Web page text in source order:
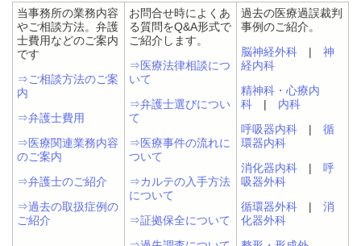
当事務所の業務内容
やご相談方法。弁護
士費用などのご案内
です
⇒ご相談方法のご案
内
⇒弁護士費用
⇒医療関連業務内容
のご案内
⇒弁護士のご紹介
⇒過去の取扱症例の
ご紹介
お問合せ時によくあ
る質問をQ&A形式で
ご紹介します。
⇒医療法律相談につ
いて
⇒弁護士選びについ
て
⇒医療事件の流れに
ついて
⇒カルテの入手方法
について
⇒証拠保全について
過去の医療過誤裁判
事例のご紹介。
脳神経外科 | 神
経内科
精神科・心療内
科 | 内科
呼吸器内科 | 循
環器内科
消化器内科 | 呼
吸器外科
循環器外科 | 消
化器外科